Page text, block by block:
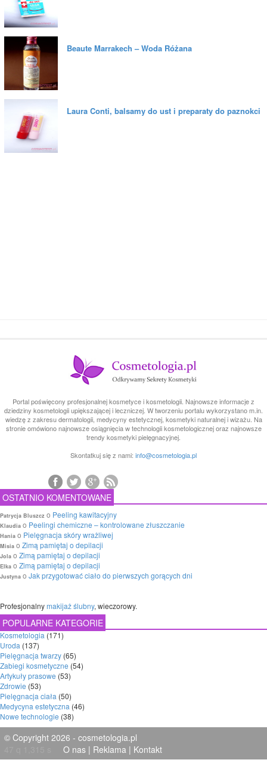
Beaute Marrakech – Woda Różana
Laura Conti, balsamy do ust i preparaty do paznokci
Portal poświęcony profesjonalnej kosmetyce i kosmetologii. Najnowsze informacje z
dziedziny kosmetologii upiększającej i leczniczej. W tworzeniu portalu wykorzystano m.in.
wiedzę z zakresu dermatologii, medycyny estetycznej, kosmetyki naturalnej i wizażu. Na
stronie omówiono najnowsze osiągnięcia w technologii kosmetologicznej oraz najnowsze
trendy kosmetyki pielęgnacyjnej.
Skontatkuj się z nami: info@cosmetologia.pl
OSTATNIO KOMENTOWANE
Patrycja Bluszcz o Peeling kawitacyjny
Klaudia o Peelingi chemiczne – kontrolowane złuszczanie
Hania o Pielęgnacja skóry wrażliwej
Misia o Zimą pamiętaj o depilacji
Jola o Zimą pamiętaj o depilacji
Elka o Zimą pamiętaj o depilacji
Justyna o Jak przygotować ciało do pierwszych gorących dni
Profesjonalnymakijaż ślubny, wieczorowy.
POPULARNE KATEGORIE
Kosmetologia (171)
Uroda (137)
Pielęgnacja twarzy (65)
Zabiegi kosmetyczne (54)
Artykuły prasowe (53)
Zdrowie (53)
Pielęgnacja ciała (50)
Medycyna estetyczna (46)
Nowe technologie (38)
© Copyright 2026 - cosmetologia.pl
O nas | Reklama | Kontakt